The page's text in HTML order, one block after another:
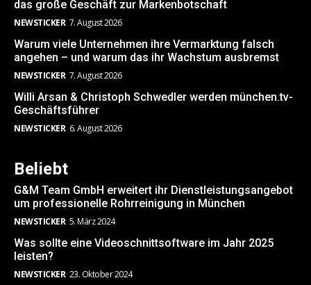
das große Geschäft zur Markenbotschaft
NEWSTICKER 7. August 2026
Warum viele Unternehmen ihre Vermarktung falsch
angehen – und warum das ihr Wachstum ausbremst
NEWSTICKER 7. August 2026
Willi Arsan & Christoph Schwedler werden münchen.tv-
Geschäftsführer
NEWSTICKER 6. August 2026
Beliebt
G&M Team GmbH erweitert ihr Dienstleistungsangebot
um professionelle Rohrreinigung in München
NEWSTICKER 5. März 2024
Was sollte eine Videoschnittsoftware im Jahr 2025
leisten?
NEWSTICKER 23. Oktober 2024